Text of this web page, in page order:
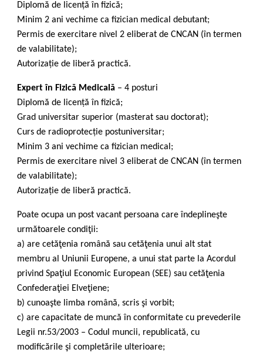
Diplomă de licență în fizică;
Minim 2 ani vechime ca fizician medical debutant;
Permis de exercitare nivel 2 eliberat de CNCAN (în termen
de valabilitate);
Autorizație de liberă practică.
Expert în Fizică Medicală – 4 posturi
Diplomă de licență în fizică;
Grad universitar superior (masterat sau doctorat);
Curs de radioprotecție postuniversitar;
Minim 3 ani vechime ca fizician medical;
Permis de exercitare nivel 3 eliberat de CNCAN (în termen
de valabilitate);
Autorizație de liberă practică.
Poate ocupa un post vacant persoana care îndeplineşte
următoarele condiţii:
a) are cetăţenia română sau cetăţenia unui alt stat
membru al Uniunii Europene, a unui stat parte la Acordul
privind Spaţiul Economic European (SEE) sau cetăţenia
Confederaţiei Elveţiene;
b) cunoaşte limba română, scris şi vorbit;
c) are capacitate de muncă în conformitate cu prevederile
Legii nr.53/2003 – Codul muncii, republicată, cu
modificările şi completările ulterioare;